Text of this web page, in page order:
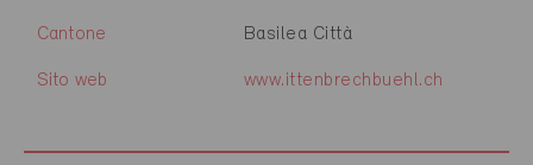
Cantone Basilea Città
Sito web www.ittenbrechbuehl.ch